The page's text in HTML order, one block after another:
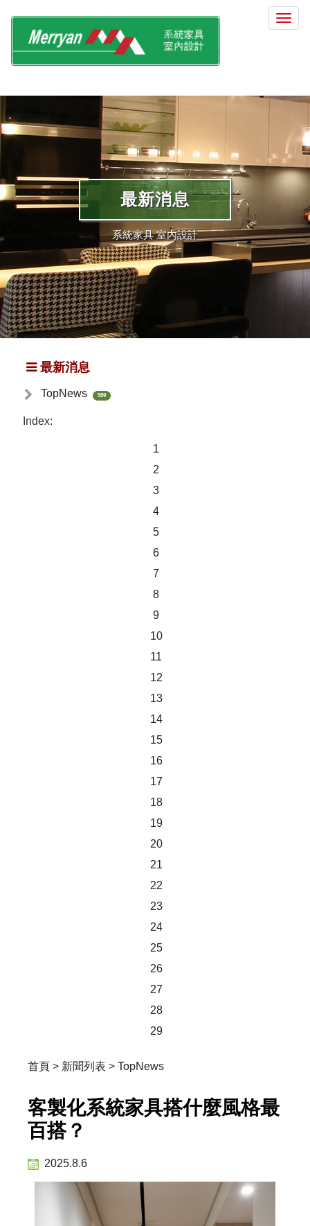
選
最新消息
系統家具 室內設計
最新消息
TopNews 589
Index:
1
2
3
4
5
6
7
8
9
10
11
12
13
14
15
16
17
18
19
20
21
22
23
24
25
26
27
28
29
首頁 > 新聞列表 > TopNews
客製化系統家具搭什麼風格最
百搭？
2025.8.6